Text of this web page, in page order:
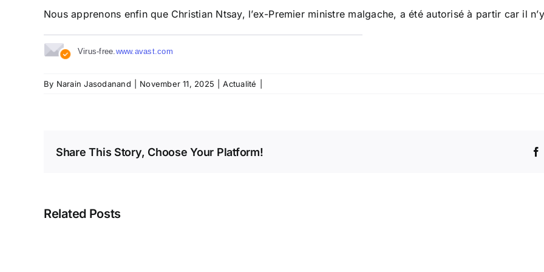
Nous apprenons enfin que Christian Ntsay, l’ex-Premier ministre malgache, a été autorisé à partir car il
Virus-free.www.avast.com
By Narain Jasodanand November 11, 2025 Actualité
Share This Story, Choose Your Platform!
Related Posts